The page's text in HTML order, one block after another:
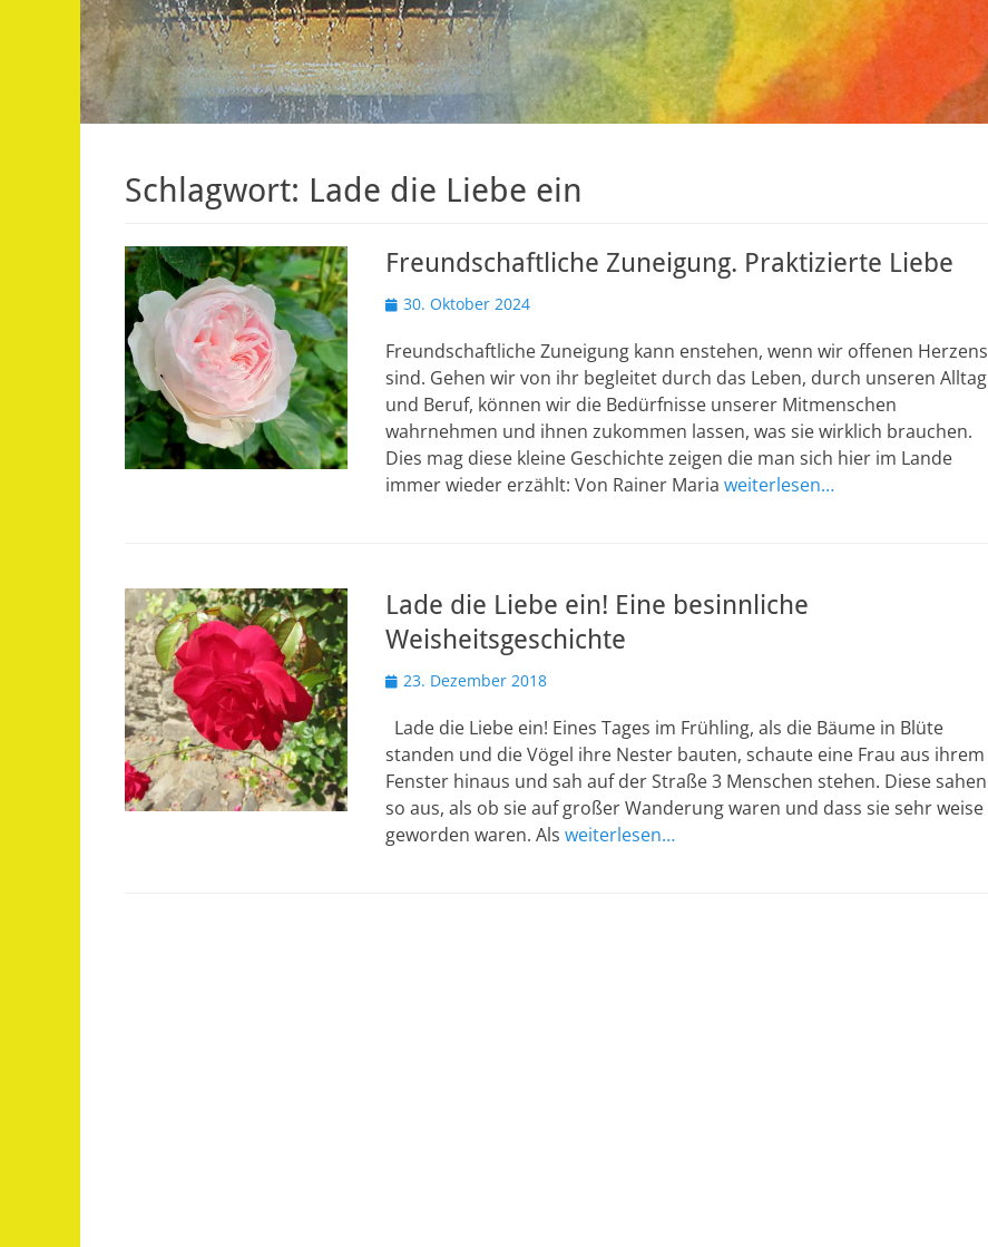
Schlagwort: Lade die Liebe ein
Freundschaftliche Zuneigung. Praktizierte Liebe
Veröffentlicht
30. Oktober 2024
Freundschaftliche Zuneigung kann enstehen, wenn wir offenen Herzens
sind. Gehen wir von ihr begleitet durch das Leben, durch unseren Alltag
und Beruf, können wir die Bedürfnisse unserer Mitmenschen
wahrnehmen und ihnen zukommen lassen, was sie wirklich brauchen.
Dies mag diese kleine Geschichte zeigen die man sich hier im Lande
immer wieder erzählt: Von Rainer Maria weiterlesen…
Lade die Liebe ein! Eine besinnliche
Weisheitsgeschichte
Veröffentlicht
23. Dezember 2018
Lade die Liebe ein! Eines Tages im Frühling, als die Bäume in Blüte
standen und die Vögel ihre Nester bauten, schaute eine Frau aus ihrem
Fenster hinaus und sah auf der Straße 3 Menschen stehen. Diese sahen
so aus, als ob sie auf großer Wanderung waren und dass sie sehr weise
geworden waren. Als weiterlesen…